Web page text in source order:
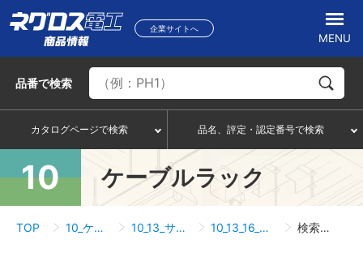
企業サイトへ
MENU
品番で検索
カタログページで検索 品名、評定・認定番号で検索
10 ケーブルラック
TOP 10_ケーブルラック 10_13_サポートシステム 10_13_16_パイプブラケット 検索結果一覧